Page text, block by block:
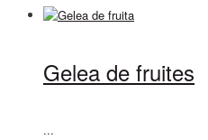
Gelea de fruites
...